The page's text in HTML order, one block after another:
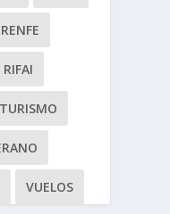
RENFE
TURISMO
VUELOS